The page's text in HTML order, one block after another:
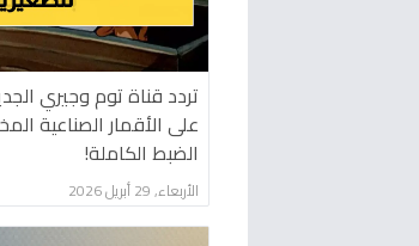
على الأقمار الصناعية
الضبط الكاملة!
الأربعاء, 29 أبريل 2026